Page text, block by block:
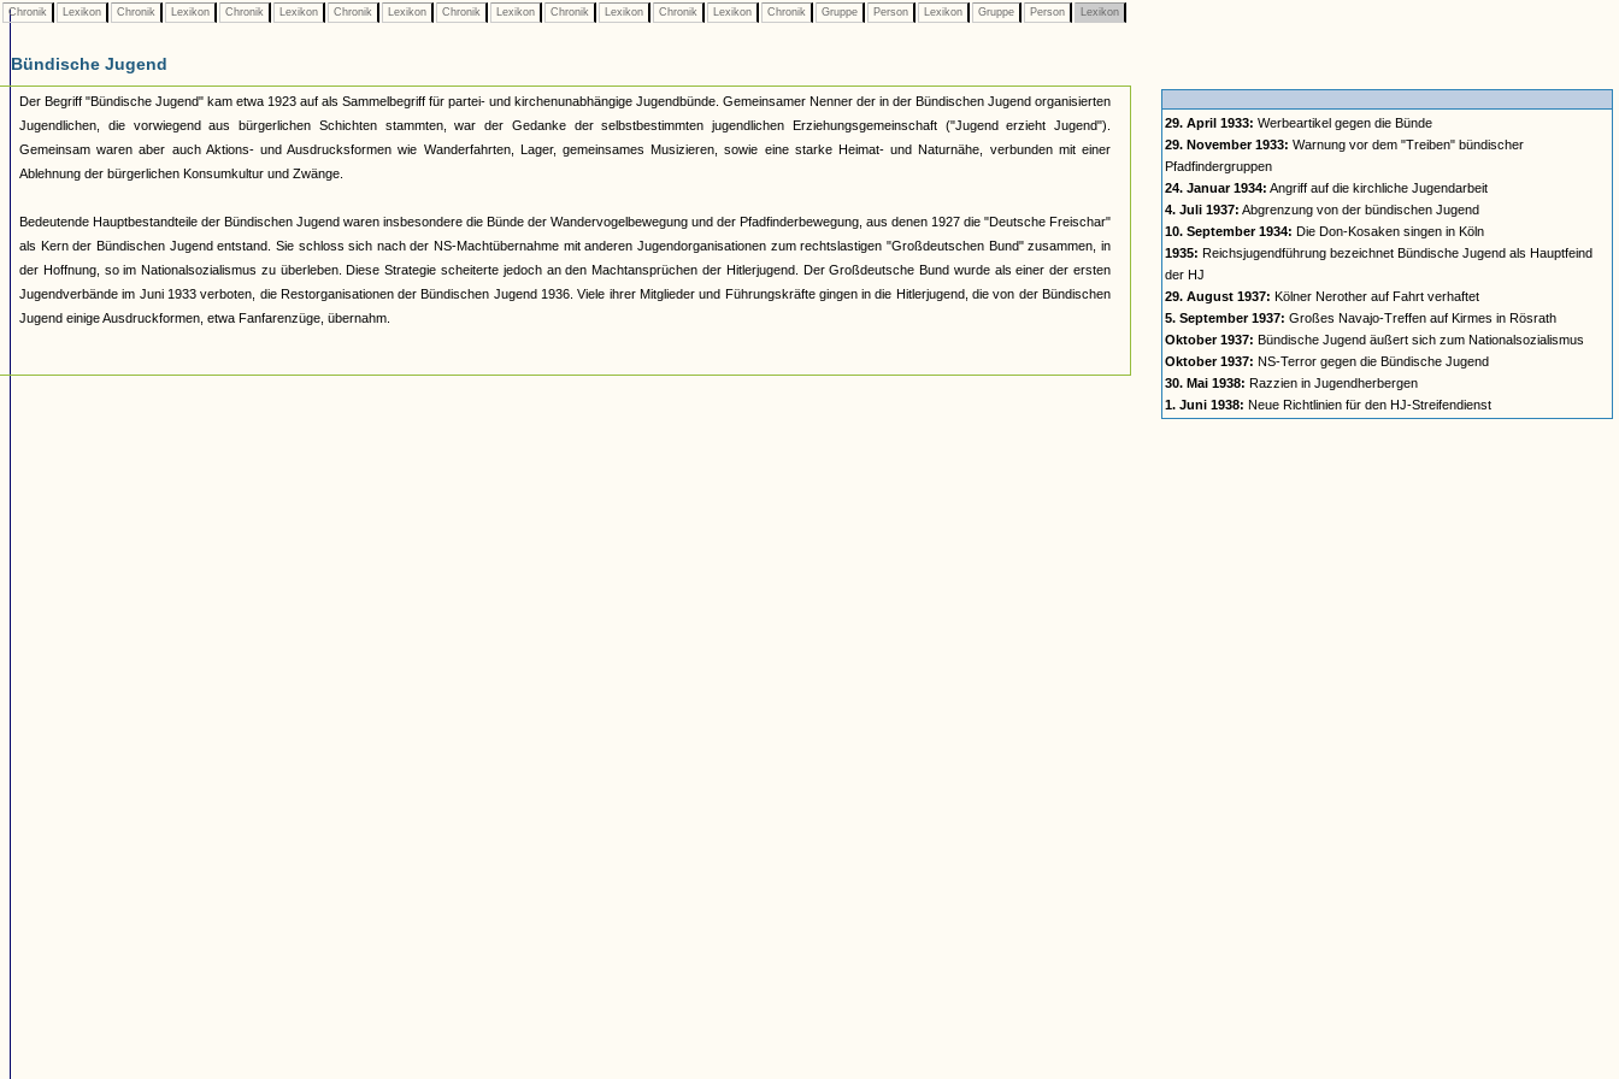
Chronik Lexikon Chronik Lexikon Chronik Lexikon Chronik Lexikon Chronik Lexikon Chronik Lexikon Chronik Lexikon Chronik Gruppe Person Lexikon Gruppe Person Lexikon
Bündische Jugend
Der Begriff "Bündische Jugend" kam etwa 1923 auf als Sammelbegriff für partei- und kirchenunabhängige Jugendbünde. Gemeinsamer Nenner der in der Bündischen Jugend organisierten
Jugendlichen, die vorwiegend aus bürgerlichen Schichten stammten, war der Gedanke der selbstbestimmten jugendlichen Erziehungsgemeinschaft ("Jugend erzieht Jugend").
Gemeinsam waren aber auch Aktions- und Ausdrucksformen wie Wanderfahrten, Lager, gemeinsames Musizieren, sowie eine starke Heimat- und Naturnähe, verbunden mit einer
Ablehnung der bürgerlichen Konsumkultur und Zwänge.
Bedeutende Hauptbestandteile der Bündischen Jugend waren insbesondere die Bünde der Wandervogelbewegung und der Pfadfinderbewegung, aus denen 1927 die "Deutsche Freischar"
als Kern der Bündischen Jugend entstand. Sie schloss sich nach der NS-Machtübernahme mit anderen Jugendorganisationen zum rechtslastigen "Großdeutschen Bund" zusammen, in
der Hoffnung, so im Nationalsozialismus zu überleben. Diese Strategie scheiterte jedoch an den Machtansprüchen der Hitlerjugend. Der Großdeutsche Bund wurde als einer der ersten
Jugendverbände im Juni 1933 verboten, die Restorganisationen der Bündischen Jugend 1936. Viele ihrer Mitglieder und Führungskräfte gingen in die Hitlerjugend, die von der Bündischen
Jugend einige Ausdruckformen, etwa Fanfarenzüge, übernahm.
29. April 1933: Werbeartikel gegen die Bünde
29. November 1933: Warnung vor dem "Treiben" bündischer
Pfadfindergruppen
24. Januar 1934: Angriff auf die kirchliche Jugendarbeit
4. Juli 1937: Abgrenzung von der bündischen Jugend
10. September 1934: Die Don-Kosaken singen in Köln
1935: Reichsjugendführung bezeichnet Bündische Jugend als Hauptfeind
der HJ
29. August 1937: Kölner Nerother auf Fahrt verhaftet
5. September 1937: Großes Navajo-Treffen auf Kirmes in Rösrath
Oktober 1937: Bündische Jugend äußert sich zum Nationalsozialismus
Oktober 1937: NS-Terror gegen die Bündische Jugend
30. Mai 1938: Razzien in Jugendherbergen
1. Juni 1938: Neue Richtlinien für den HJ-Streifendienst